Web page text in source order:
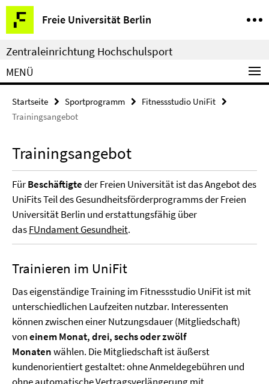
Springe
direkt
zu
Inhalt
Freie Universität Berlin
Service-
Navigation
Zentraleinrichtung Hochschulsport
MENÜ
Startseite Sportprogramm
Fitnessstudio UniFit
Trainingsangebot
Trainingsangebot
FürBeschäftigteder Freien Universität ist das Angebot des
UniFits Teil des Gesundheitsförderprogramms der Freien
Universität Berlin und erstattungsfähig über
dasFUndament Gesundheit.
Trainieren im UniFit
Das eigenständige Training im Fitnessstudio UniFit ist mit
unterschiedlichen Laufzeiten nutzbar. Interessenten
können zwischen einer Nutzungsdauer (Mitgliedschaft)
voneinem Monat, drei,sechs oder zwölf
Monatenwählen. Die Mitgliedschaft ist äußerst
kundenorientiert gestaltet: ohne Anmeldegebühren und